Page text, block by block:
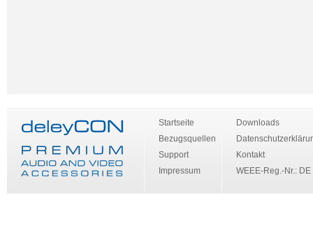
Startseite
Bezugsquellen
Support
Impressum
Downloads
Kontakt
WEEE-Reg.-Nr.: